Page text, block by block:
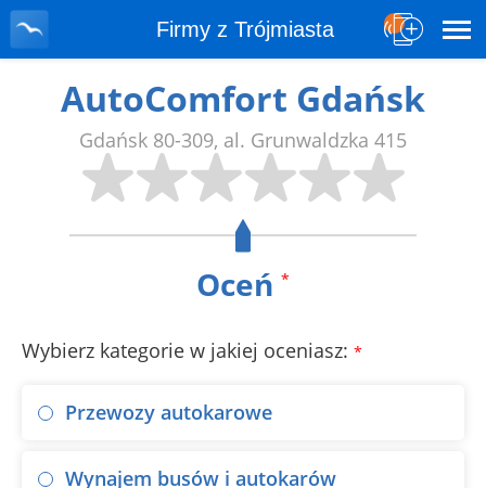
Firmy z Trójmiasta
AutoComfort Gdańsk
Gdańsk 80-309, al. Grunwaldzka 415
Oceń *
Wybierz kategorie w jakiej oceniasz: *
Przewozy autokarowe
Wynajem busów i autokarów